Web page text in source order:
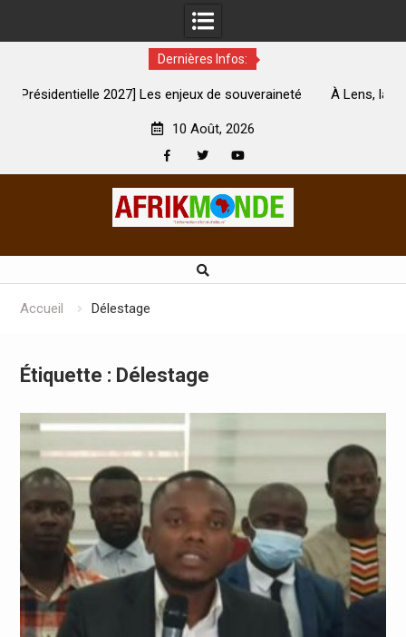
Dernières Infos:
enjeux de souveraineté
À Lens, la femme qui avait été brûlée
10 Août, 2026
Accueil Délestage
Étiquette : Délestage